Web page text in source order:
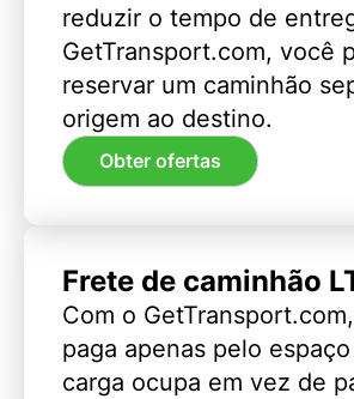
reduzir o tempo de
GetTransport.com, você
reservar um caminhão
origem ao destino.
Obter ofertas
Frete de caminhão
Com o
paga apenas pelo
carga ocupa em vez de